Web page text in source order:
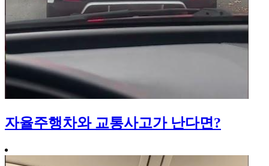
자율주행차와 교통사고가 난다면?